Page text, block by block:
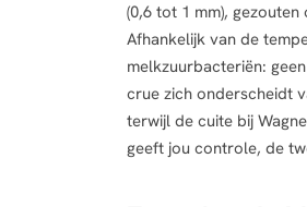
(0,6 tot 1 mm),
Afhankelijk van de
melkzuurbacteriën:
crue zich onderscheidt
terwijl de cuite bij
geeft jou controle, de